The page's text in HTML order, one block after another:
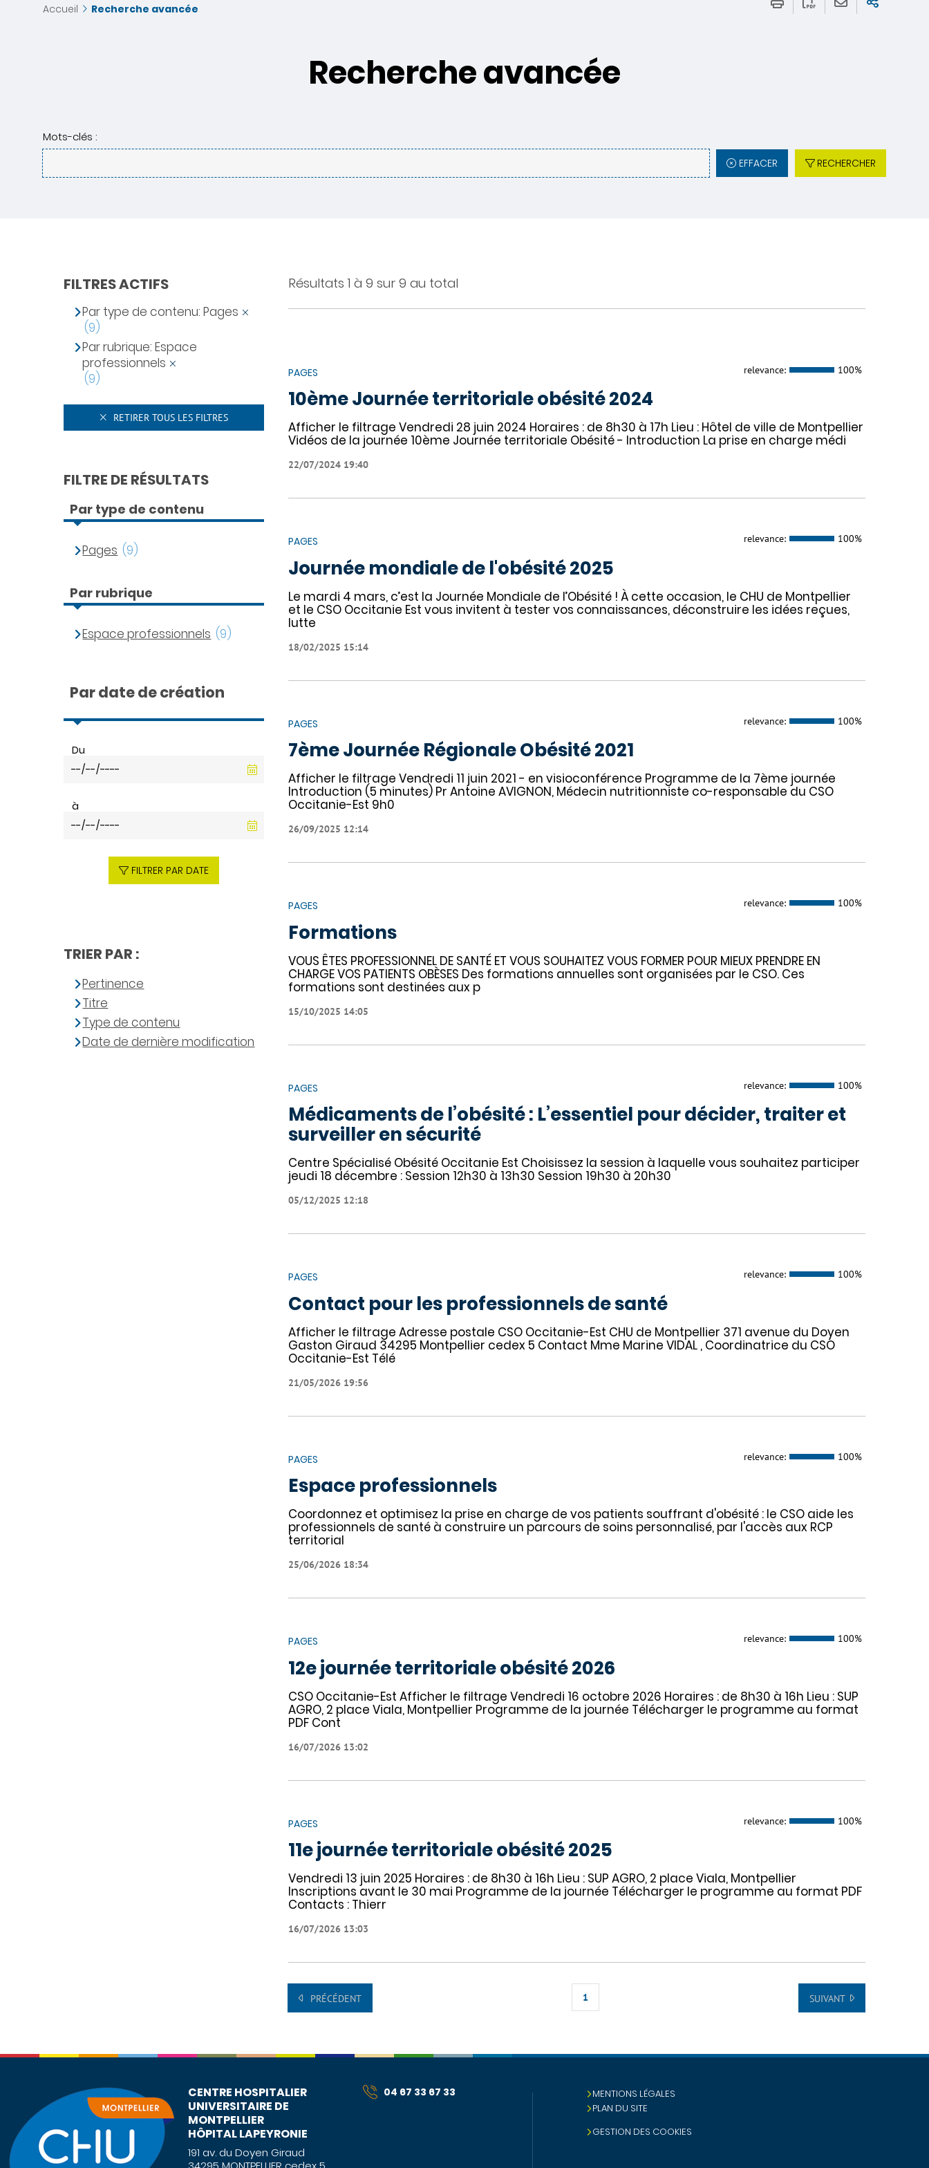
Accueil Recherche avancée
Recherche avancée
Mots-clés :
EFFACER RECHERCHER
Résultats 1 à 9 sur 9 au total
PAGES relevance: 100%
10ème Journée territoriale obésité 2024
Afficher le filtrage Vendredi 28 juin 2024 Horaires : de 8h30 à 17h Lieu : Hôtel de ville de Montpellier
Vidéos de la journée 10ème Journée territoriale Obésité - Introduction La prise en charge médi
22/07/2024 19:40
PAGES relevance: 100%
Journée mondiale de l'obésité 2025
Le mardi 4 mars, c’est la Journée Mondiale de l’Obésité ! À cette occasion, le CHU de Montpellier
et le CSO Occitanie Est vous invitent à tester vos connaissances, déconstruire les idées reçues,
lutte
18/02/2025 15:14
PAGES relevance: 100%
7ème Journée Régionale Obésité 2021
Afficher le filtrage Vendredi 11 juin 2021 - en visioconférence Programme de la 7ème journée
Introduction (5 minutes) Pr Antoine AVIGNON, Médecin nutritionniste co-responsable du CSO
Occitanie-Est 9h0
26/09/2025 12:14
PAGES relevance: 100%
Formations
VOUS ÊTES PROFESSIONNEL DE SANTÉ ET VOUS SOUHAITEZ VOUS FORMER POUR MIEUX PRENDRE EN
CHARGE VOS PATIENTS OBÈSES Des formations annuelles sont organisées par le CSO. Ces
formations sont destinées aux p
15/10/2025 14:05
PAGES relevance: 100%
Médicaments de l’obésité : L’essentiel pour décider, traiter et
surveiller en sécurité
Centre Spécialisé Obésité Occitanie Est Choisissez la session à laquelle vous souhaitez participer
jeudi 18 décembre : Session 12h30 à 13h30 Session 19h30 à 20h30
05/12/2025 12:18
PAGES relevance: 100%
Contact pour les professionnels de santé
Afficher le filtrage Adresse postale CSO Occitanie-Est CHU de Montpellier 371 avenue du Doyen
Gaston Giraud 34295 Montpellier cedex 5 Contact Mme Marine VIDAL , Coordinatrice du CSO
Occitanie-Est Télé
21/05/2026 19:56
PAGES relevance: 100%
Espace professionnels
Coordonnez et optimisez la prise en charge de vos patients souffrant d'obésité : le CSO aide les
professionnels de santé à construire un parcours de soins personnalisé, par l'accès aux RCP
territorial
25/06/2026 18:34
PAGES relevance: 100%
12e journée territoriale obésité 2026
CSO Occitanie-Est Afficher le filtrage Vendredi 16 octobre 2026 Horaires : de 8h30 à 16h Lieu : SUP
AGRO, 2 place Viala, Montpellier Programme de la journée Télécharger le programme au format
PDF Cont
16/07/2026 13:02
PAGES relevance: 100%
11e journée territoriale obésité 2025
Vendredi 13 juin 2025 Horaires : de 8h30 à 16h Lieu : SUP AGRO, 2 place Viala, Montpellier
Inscriptions avant le 30 mai Programme de la journée Télécharger le programme au format PDF
Contacts : Thierr
16/07/2026 13:03
PRÉCÉDENT 1 SUIVANT
FILTRES ACTIFS
Par type de contenu: Pages
(9)
Par rubrique: Espace
professionnels
(9)
RETIRER TOUS LES FILTRES
FILTRE DE RÉSULTATS
Par type de contenu
Pages (9)
Par rubrique
Espace professionnels (9)
Par date de création
Du
à
FILTRER PAR DATE
TRIER PAR :
Pertinence
Titre
Type de contenu
Date de dernière modification
CENTRE HOSPITALIER
UNIVERSITAIRE DE
MONTPELLIER
HÔPITAL LAPEYRONIE
191 av. du Doyen Giraud
04 67 33 67 33
MENTIONS LÉGALES
PLAN DU SITE
GESTION DES COOKIES